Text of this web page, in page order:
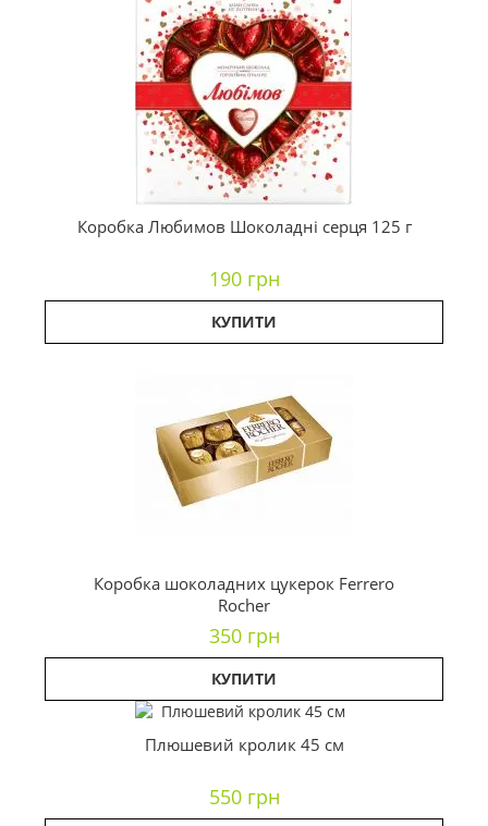
Коробка Любимов Шоколадні серця 125 г
190 грн
КУПИТИ
Коробка шоколадних цукерок Ferrero
Rocher
350 грн
КУПИТИ
Плюшевий кролик 45 см
550 грн